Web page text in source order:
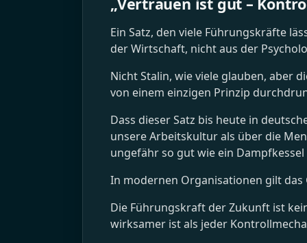
Ein Satz, den viele Führungskräfte
der Wirtschaft, nicht aus der
Nicht Stalin, wie viele glauben, aber
von einem einzigen Prinzip
Dass dieser Satz bis heute in
unsere Arbeitskultur als über die
ungefähr so gut wie ein
In modernen Organisationen gilt
Die Führungskraft der Zukunft ist
wirksamer ist als jeder